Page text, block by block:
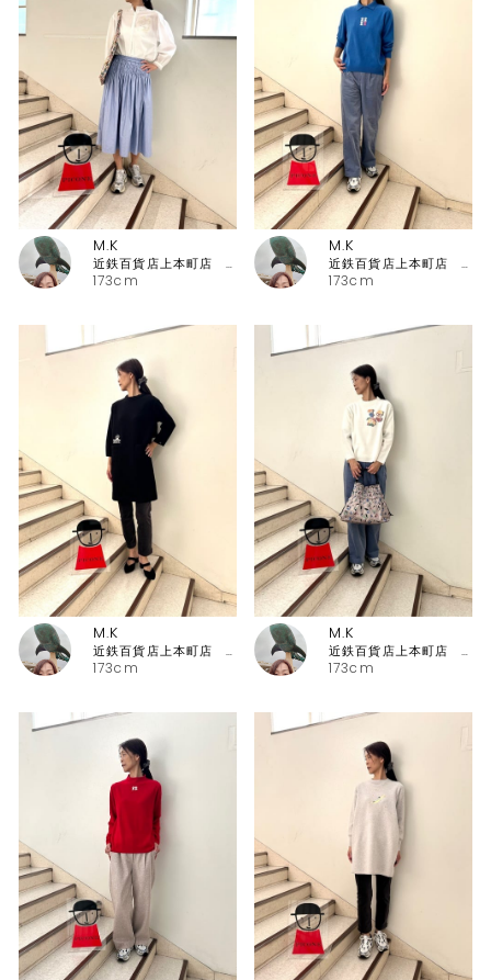
173cm
M.K
近鉄百貨店上本町店 ピッコーネ・ピッコーネクラブ
173cm
M.K
近鉄百貨店上本町店 ピッコーネ・ピッコーネクラブ
173cm
M.K
近鉄百貨店上本町店 ピッコーネ・ピッコーネクラブ
173cm
M.K
近鉄百貨店上本町店 ピッコーネ・ピッコーネクラブ